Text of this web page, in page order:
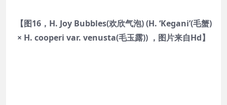
【图16，H. Joy Bubbles(欢欣气泡) (H. ‘Kegani’(毛蟹)
× H. cooperi var. venusta(毛玉露)) ，图片来自Hd】